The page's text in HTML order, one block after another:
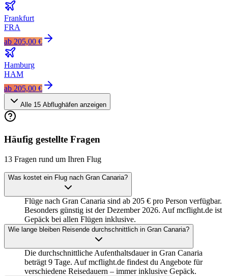
Frankfurt
FRA
ab 205,00 €
Hamburg
HAM
ab 205,00 €
Alle 15 Abflughäfen anzeigen
Häufig gestellte Fragen
13 Fragen rund um Ihren Flug
Was kostet ein Flug nach Gran Canaria?
Flüge nach Gran Canaria sind ab 205 € pro Person verfügbar.
Besonders günstig ist der Dezember 2026. Auf mcflight.de ist
Gepäck bei allen Flügen inklusive.
Wie lange bleiben Reisende durchschnittlich in Gran Canaria?
Die durchschnittliche Aufenthaltsdauer in Gran Canaria
beträgt 9 Tage. Auf mcflight.de findest du Angebote für
verschiedene Reisedauern – immer inklusive Gepäck.